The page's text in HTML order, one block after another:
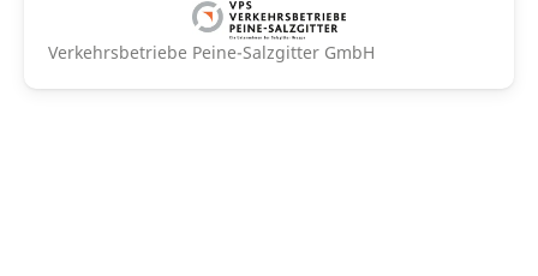
Verkehrsbetriebe Peine-Salzgitter GmbH